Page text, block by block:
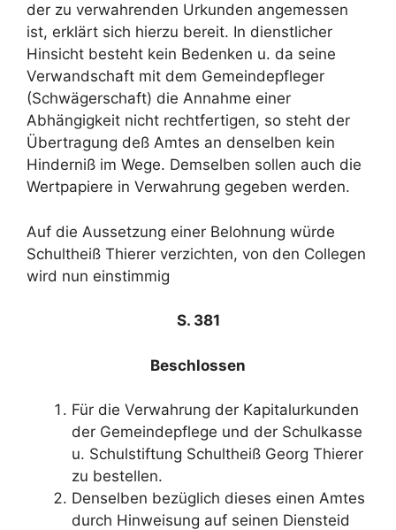
der zu verwahrenden Urkunden angemessen
ist, erklärt sich hierzu bereit. In dienstlicher
Hinsicht besteht kein Bedenken u. da seine
Verwandschaft mit dem Gemeindepfleger
(Schwägerschaft) die Annahme einer
Abhängigkeit nicht rechtfertigen, so steht der
Übertragung deß Amtes an denselben kein
Hinderniß im Wege. Demselben sollen auch die
Wertpapiere in Verwahrung gegeben werden.
Auf die Aussetzung einer Belohnung würde
Schultheiß Thierer verzichten, von den Collegen
wird nun einstimmig
S. 381
Beschlossen
Für die Verwahrung der Kapitalurkunden
der Gemeindepflege und der Schulkasse
u. Schulstiftung Schultheiß Georg Thierer
zu bestellen.
Denselben bezüglich dieses einen Amtes
durch Hinweisung auf seinen Diensteid